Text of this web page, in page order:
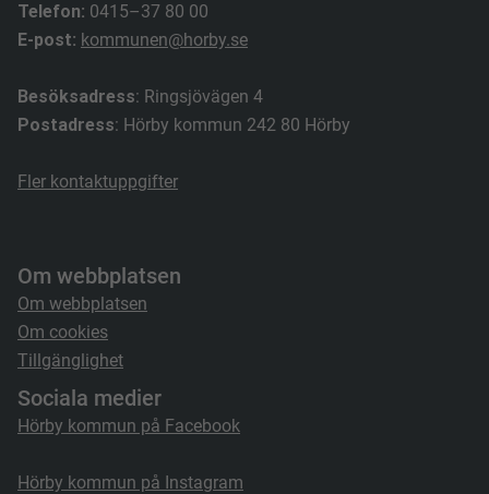
Telefon: 0415–37 80 00
E-post: kommunen@horby.se
Besöksadress: Ringsjövägen 4
Postadress: Hörby kommun 242 80 Hörby
Fler kontaktuppgifter
Om webbplatsen
Om webbplatsen
Om cookies
Tillgänglighet
Sociala medier
Hörby kommun på Facebook
Hörby kommun på Instagram